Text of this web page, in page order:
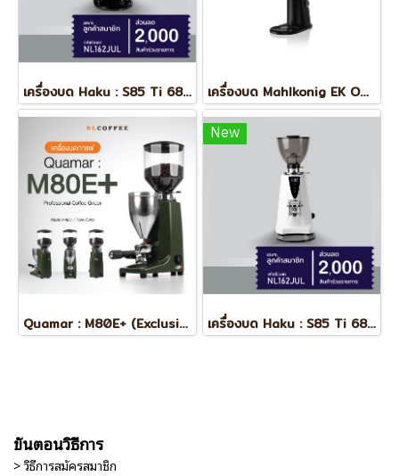
เครื่องบด Haku : S85 Ti 68mm (On Demand) เครื่องบด Mahlkonig EK Omnia
Quamar : M80E+ (Exclusive Color)
New
เครื่องบด Haku : S85 Ti 68mm (On Demand)
ขั้นตอนวิธีการ
> วิธีการสมัครสมาชิก